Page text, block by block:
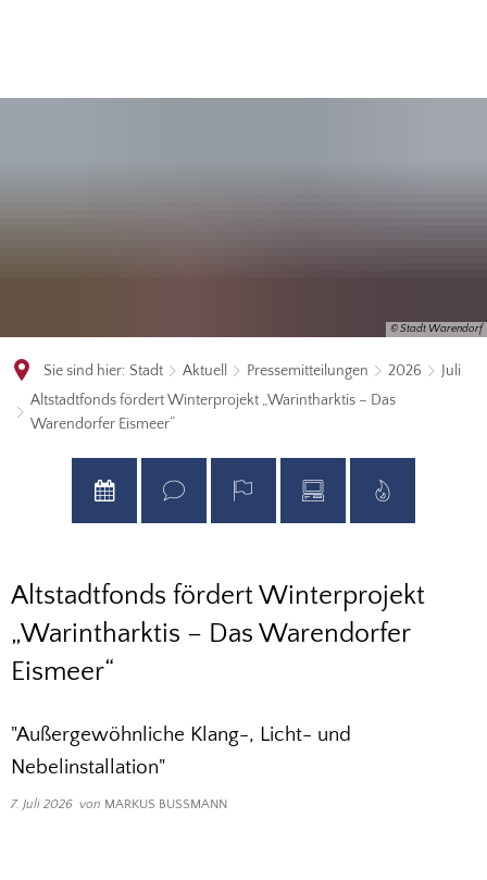
© Stadt Warendorf
Sie sind hier: Stadt Aktuell Pressemitteilungen 2026
Juli
Altstadtfonds fördert Winterprojekt „Warintharktis – Das
Warendorfer Eismeer“
Altstadtfonds fördert Winterprojekt
„Warintharktis – Das Warendorfer
Eismeer“
"Außergewöhnliche Klang-, Licht- und
Nebelinstallation"
7. Juli 2026 von MARKUS BUSSMANN